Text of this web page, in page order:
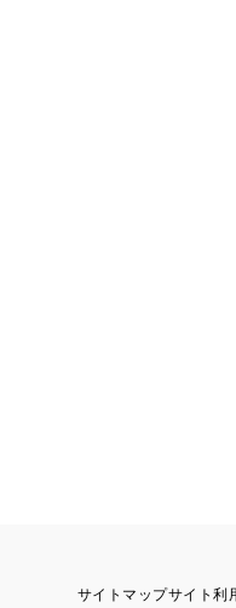
サイトマップサイト利